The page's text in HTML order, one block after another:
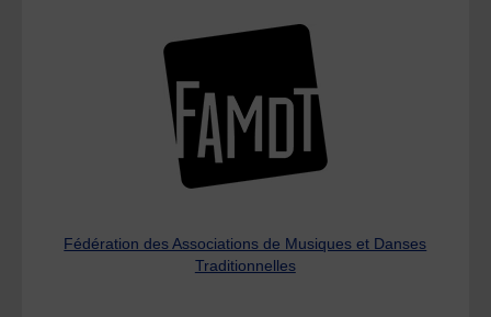
Fédération des Associations de Musiques et Danses
Traditionnelles